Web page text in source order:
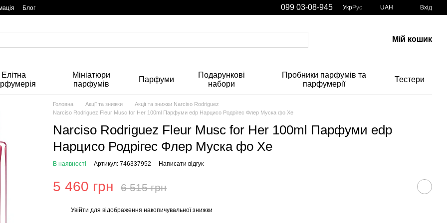
Блог 099 03-08-945 УкрРус UAH Вхід
Мій кошик
Елітна
Мініатюри
парфумів
Парфуми
Подарункові
набори
Пробники парфумів та
парфумерії
Тестери
Головна Акції та знижки
Акції та знижки Narciso Rodriguez
Narciso Rodriguez Fleur Musc for Her 100ml Парфуми edp Нарцисо Родрігес Флер Муска фо Хе
Narciso Rodriguez Fleur Musc for Her 100ml Парфуми edp
Нарцисо Родрігес Флер Муска фо Хе
В наявності Артикул: 746337952 Написати відгук
5 460 грн 6 515 грн
Увійти для відображення накопичувальної знижки